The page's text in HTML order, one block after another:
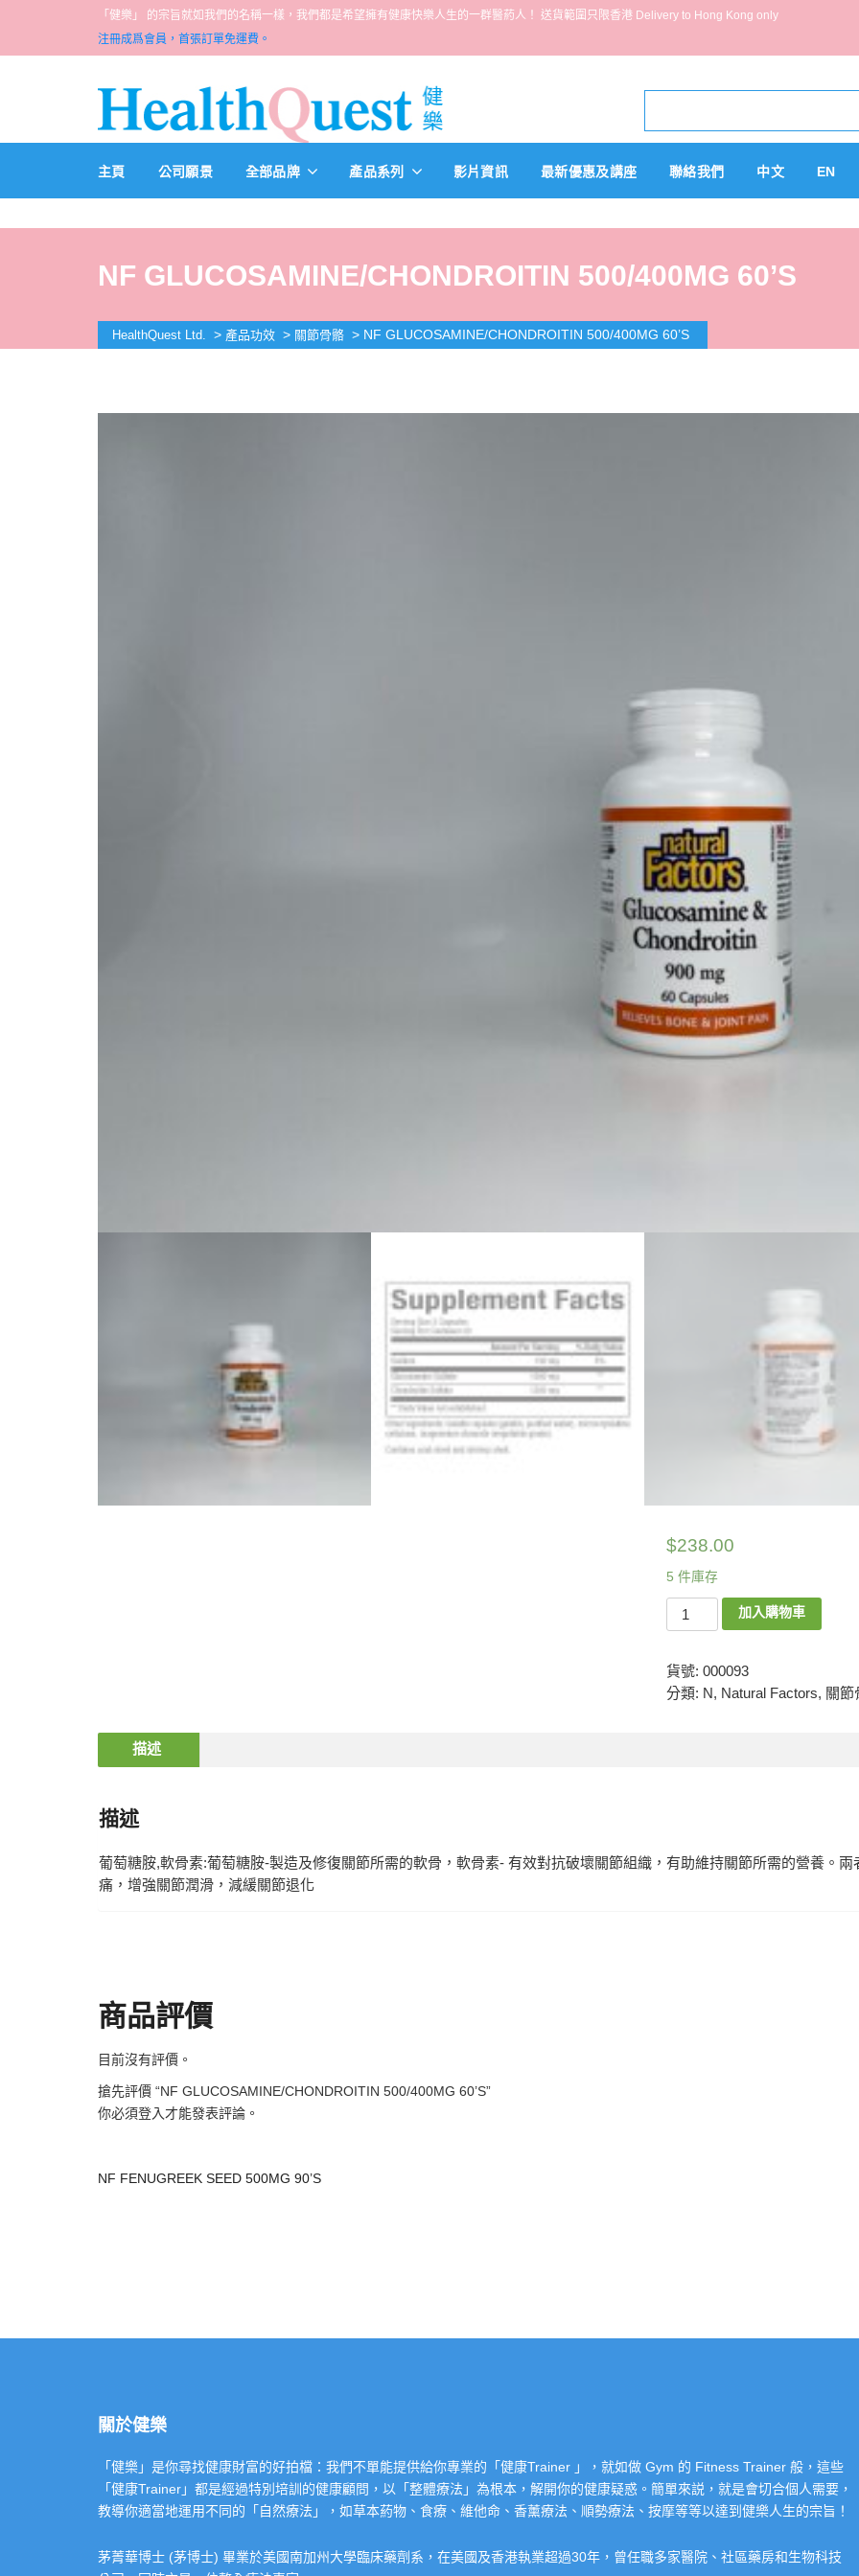
「健樂」 的宗旨就如我們的名稱一樣，我們都是希望擁有健康快樂人生的一群醫葯人！ 送貨範圍只限香港 Delivery to Hong Kong only
注冊成爲會員，首張訂單免運費。
主頁 公司願景 全部品牌 產品系列 影片資訊 最新優惠及講座 聯絡我們 中文 EN
NF GLUCOSAMINE/CHONDROITIN 500/400MG 60’S
HealthQuest Ltd. > 產品功效 > 關節骨骼 > NF GLUCOSAMINE/CHONDROITIN 500/400MG 60’S
$238.00
5 件庫存
加入購物車
貨號: 000093
分類: N, Natural Factors, 關節
描述
描述
葡萄糖胺,軟骨素:葡萄糖胺-製造及修復關節所需的軟骨，軟骨素- 有效對抗破壞關節組織，有助維持關節所需的營養。
痛，增強關節潤滑，減緩關節退化
商品評價
目前沒有評價。
搶先評價 “NF GLUCOSAMINE/CHONDROITIN 500/400MG 60’S”
你必須登入 才能發表評論。
NF FENUGREEK SEED 500MG 90’S
關於健樂
「健樂」是你尋找健康財富的好拍檔：我們不單能提供給你專業的「健康Trainer 」，就如做 Gym 的 Fitness Trainer 般，這些
「健康Trainer」都是經過特別培訓的健康顧問，以「整體療法」為根本，解開你的健康疑惑。簡單來説，就是會切合個人需要，
教導你適當地運用不同的「自然療法」，如草本葯物、食療、維他命、香薰療法、順勢療法、按摩等等以達到健樂人生的宗旨！
茅菁華博士 (茅博士) 畢業於美國南加州大學臨床藥劑系，在美國及香港執業超過30年，曾任職多家醫院、社區藥房和生物科技